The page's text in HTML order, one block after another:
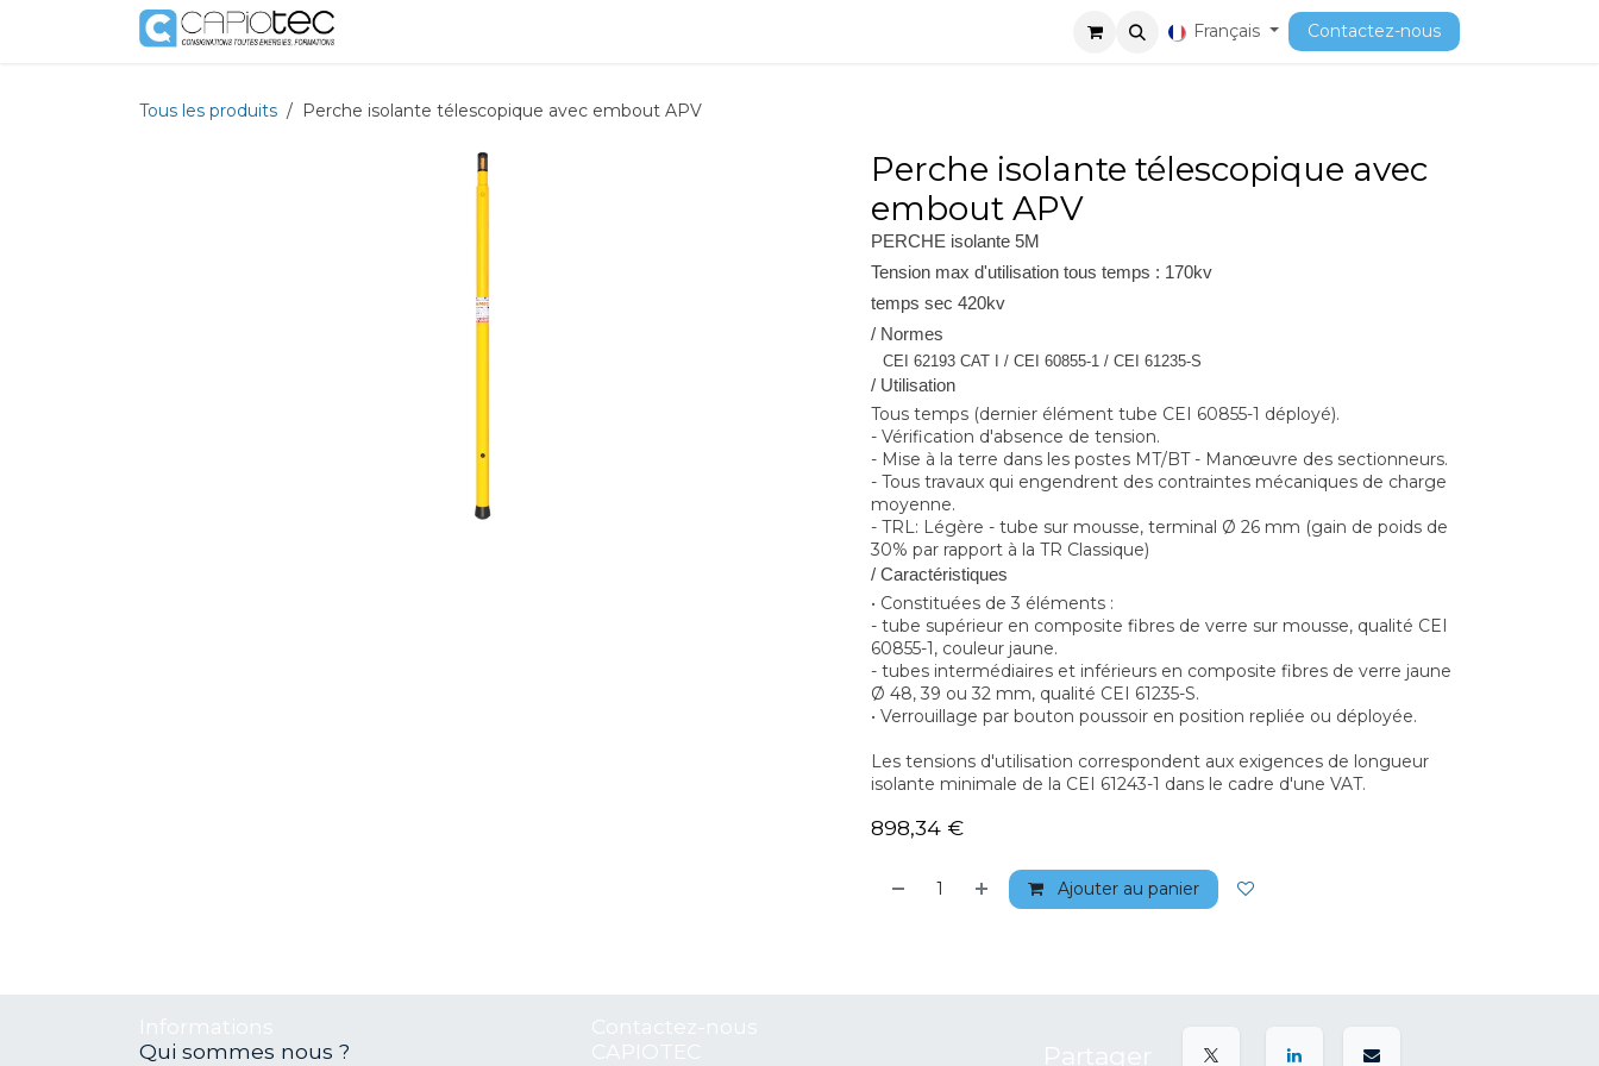
Se rendre au contenu
Recrutement Cours Français Contactez-nous
Tous les produits Perche isolante télescopique avec embout APV
Perche isolante télescopique avec
embout APV
PERCHE isolante 5M
Tension max d'utilisation tous temps : 170kv
temps sec 420kv
/ Normes
CEI 62193 CAT I / CEI 60855-1 / CEI 61235-S
/ Utilisation
Tous temps (dernier élément tube CEI 60855-1 déployé).
- Vérification d'absence de tension.
- Mise à la terre dans les postes MT/BT - Manœuvre des sectionneurs.
- Tous travaux qui engendrent des contraintes mécaniques de charge
moyenne.
- TRL: Légère - tube sur mousse, terminal Ø 26 mm (gain de poids de
30% par rapport à la TR Classique)
/ Caractéristiques
• Constituées de 3 éléments :
- tube supérieur en composite fibres de verre sur mousse, qualité CEI
60855-1, couleur jaune.
- tubes intermédiaires et inférieurs en composite fibres de verre jaune
Ø 48, 39 ou 32 mm, qualité CEI 61235-S.
• Verrouillage par bouton poussoir en position repliée ou déployée.
Les tensions d'utilisation correspondent aux exigences de longueur
isolante minimale de la CEI 61243-1 dans le cadre d'une VAT.
898,34 €
Ajouter au panier
Qui sommes nous ?